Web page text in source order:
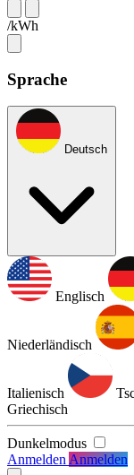
/kWh
Sprache
Deutsch
Englisch
Niederländisch
Italienisch
Griechisch
Dunkelmodus
AnmeldenAnmelden